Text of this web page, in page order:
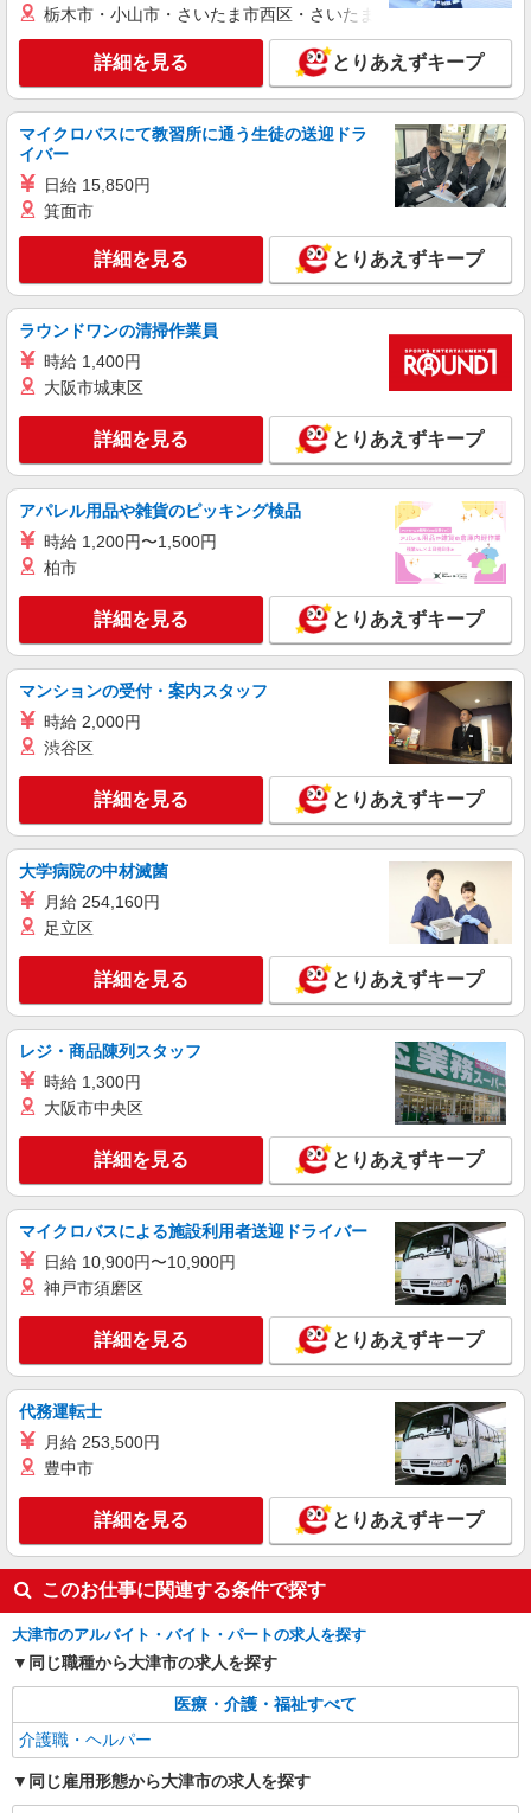
いエリアなど、お好きな勤務地をお選び下さ
い！！
キープ 詳細を見る
株式会社kotrio /●KY-H-1953640
堅田駅▼綺麗なサ高住で生活ケア▼清掃やフロ
時給1550円〜2187円 ＜日払い有/週払い有/交
通費全支給(ガソリン代含む)＞
大津市｜最寄り駅：堅田
詳細を見る
アルバイト パート
日研トータルソーシング株式会社 メディカルケア事業部/京都オフィ
ス【看護助手】
看護助手（ナースエイド）
時給1,350円 ★週払いOK（規定あり） ※給与
幅は経験・能力による
滋賀県大津市 【最寄駅】京阪石山坂本線「京
阪石山」駅
キープ 詳細を見る
派遣社員
株式会社kotrio /●KY-H-1953867
比叡山坂本駅｜シニア向けマンションで生活サ
時給1550円〜2187円 ＜日払い有/週払い有/交
通費全支給(ガソリン代含む)＞
大津市坂本周辺｜中学校近く！
キープ 詳細を見る
派遣社員
株式会社kotrio /●KY-H-1954481
堅田駅｜リハビリ補助などのデイサービス
STAFF♪未経験OK
時給1550円〜2187円 ＜日払い有/週払い有/交
通費全支給(ガソリン代含む)＞
大津市｜最寄り駅：堅田
キープ 詳細を見る
パート 派遣社員
日研トータルソーシング株式会社 メディカルケア事業部/京都オフィ
看護助手（ナースエイド）
時給1,350円 ★週払いOK（規定あり） ※給与
滋賀県大津市 【最寄駅】京阪石山坂本線「南
滋賀」駅
詳細を見る
アルバイト パート 派遣社員
日研トータルソーシング株式会社 メディカルケア事業部/京都オフィ
ス
介護スタッフ／資格あり or 経験者
時給1,550円〜1,650円 ◆無資格・経験者：
1,550円〜 ◆初任者研修・未経験：1,550円〜 ◆初
任者研修・経験者：1,600円〜 ◆介護福祉士：
1,650円〜 ※経験者は3ヶ月以上 ※給与幅は経験・
能力による ★週払いOK（規定あり）
滋賀県大津市 【最寄駅】京阪石山坂本線「松
ノ馬場」駅 ★勤務地は3000ヶ所以上★ 自宅から
通いやすいエリアなど、お好きな勤務地をお選び
下さい！！
アルバイト パート
日研トータルソーシング株式会社 メディカルケア事業部/京都オフィ
ス
未経験・無資格OKの介護スタッフ
栃木市・小山市・さいたま市西区・さいたま市岩槻区・久喜市・
詳細を見る とりあえずキープ
マイクロバスにて教習所に通う生徒の送迎ドラ
イバー
日給 15,850円
箕面市
詳細を見る とりあえずキープ
ラウンドワンの清掃作業員
時給 1,400円
大阪市城東区
詳細を見る とりあえずキープ
アパレル用品や雑貨のピッキング検品
時給 1,200円〜1,500円
柏市
詳細を見る とりあえずキープ
マンションの受付・案内スタッフ
時給 2,000円
渋谷区
詳細を見る とりあえずキープ
大学病院の中材滅菌
月給 254,160円
足立区
詳細を見る とりあえずキープ
レジ・商品陳列スタッフ
時給 1,300円
大阪市中央区
詳細を見る とりあえずキープ
マイクロバスによる施設利用者送迎ドライバー
日給 10,900円〜10,900円
神戸市須磨区
詳細を見る とりあえずキープ
代務運転士
月給 253,500円
豊中市
詳細を見る とりあえずキープ
このお仕事に関連する条件で探す
大津市のアルバイト・バイト・パートの求人を探す
同じ職種から大津市の求人を探す
医療・介護・福祉すべて
介護職・ヘルパー
同じ雇用形態から大津市の求人を探す